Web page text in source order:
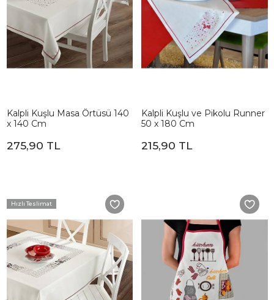
Kalpli Kuşlu Masa Örtüsü 140
x 140 Cm
275,90 TL
Kalpli Kuşlu ve Pikolu Runner
50 x 180 Cm
215,90 TL
Hızlı Teslimat